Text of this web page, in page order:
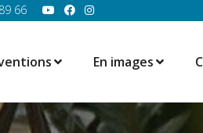
66
En images